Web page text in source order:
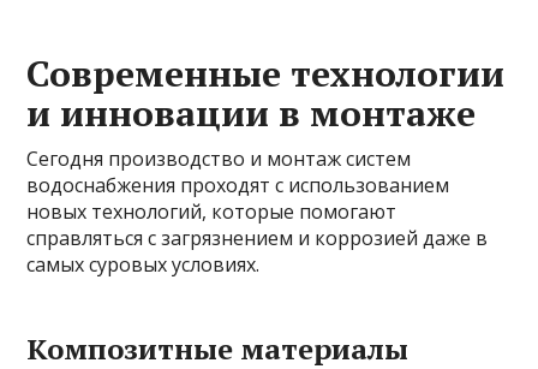
Современные технологии
и инновации в монтаже
Сегодня производство и монтаж систем
водоснабжения проходят с использованием
новых технологий, которые помогают
справляться с загрязнением и коррозией даже в
самых суровых условиях.
Композитные материалы